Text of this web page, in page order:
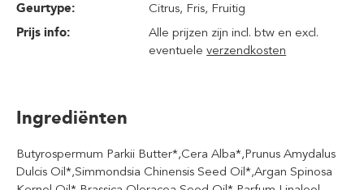
Geurtype:
Citrus, Fris, Fruitig
Prijs info:
Alle prijzen zijn incl. btw en excl.
eventueleverzendkosten
Ingrediënten
Butyrospermum Parkii Butter*,Cera Alba*,Prunus Amydalus
Dulcis Oil*,Simmondsia Chinensis Seed Oil*,Argan Spinosa